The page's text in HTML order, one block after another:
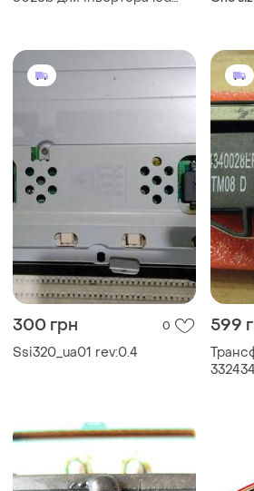
300 грн 0
Ssi320_ua01 rev:0.4
599